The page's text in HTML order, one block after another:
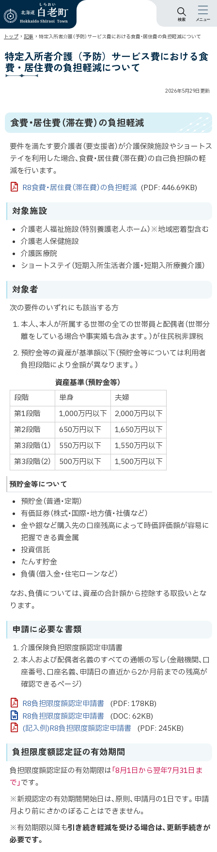
北海道 白老町
Hokkaido Shiraoi
Town
メニュー
検索
トップ › 記事 › 特定入所者介護（予防）サービス費における食費・居住費の負担軽減について
特定入所者介護（予防）サービス費における食
費・居住費の負担軽減について
2026年5月29日 更新
食費・居住費（滞在費）の負担軽減
要件を満たす要介護者（要支援者）が介護保険施設やショートス
テイを利用した場合、食費・居住費（滞在費）の自己負担額の軽
減を行います。
R8食費・居住費（滞在費）の負担軽減 (PDF: 446.69KB)
対象施設
介護老人福祉施設（特別養護老人ホーム）※地域密着型含む
介護老人保健施設
介護医療院
ショートステイ（短期入所生活者介護・短期入所療養介護）
対象者
次の要件のいずれにも該当する方
本人、本人が所属する世帯の全ての世帯員と配偶者（世帯分
離をしている場合や事実婚も含みます。）が住民税非課税
預貯金等の資産が基準額以下（預貯金等については利用者
負担段階により金額が異なります。）
資産基準（預貯金等）
段階
単身
夫婦
第1段階
1,000万円以下
2,000万円以下
第2段階
650万円以下
1,650万円以下
第3段階（1）
550万円以下
1,550万円以下
第3段階（2）
500万円以下 1,500万円以下
預貯金等について
預貯金（普通・定期）
有価証券（株式・国際・地方債・社債など）
金や銀など購入先の口座残高によって時価評価額が容易に
把握できる貴金属
投資信託
たんす貯金
負債（借入金・住宅ローンなど）
なお、負債については、資産の合計額から控除する取扱いとな
ります。
申請に必要な書類
介護保険負担限度額認定申請書
本人および配偶者名義のすべての通帳の写し（金融機関、口
座番号、口座名義、申請日の直近から2か月前までの残高が
確認できるページ）
R8負担限度額認定申請書 (PDF: 178KB)
R8負担限度額認定申請書 (DOC: 62KB)
(記入例)R8負担限度額認定申請書 (PDF: 245KB)
負担限度額認定証の有効期間
負担限度額認定証の有効期限は「8月1日から翌年7月31日ま
で」です。
※新規認定の有効期間開始日は、原則、申請月の1日です。申請
月より前にさかのぼることはできません。
※有効期限以降も引き続き軽減を受ける場合は、更新手続きが
必要です。